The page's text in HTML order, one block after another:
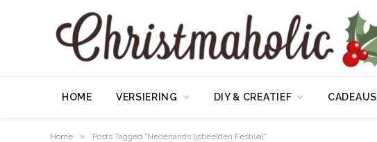
HOME VERSIERING DIY & CREATIEF CADEAUS
Home » Posts Tagged "Nederlands Ijsbeelden Festival"